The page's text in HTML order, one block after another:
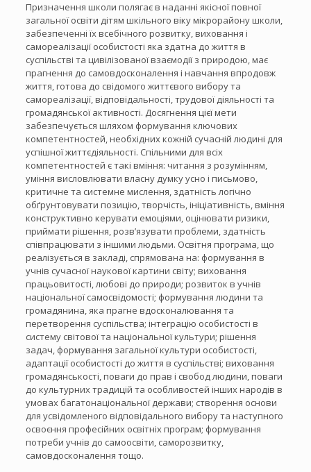
Призначення школи полягає в наданні якісної повної
загальної освіти дітям шкільного віку мікрорайону школи,
забезпеченні їх всебічного розвитку, виховання і
самореалізації особистості яка здатна до життя в
суспільстві та цивілізованої взаємодії з природою, має
прагнення до самовдосконалення і навчання впродовж
життя, готова до свідомого життєвого вибору та
самореалізації, відповідальності, трудової діяльності та
громадянської активності. Досягнення цієї мети
забезпечується шляхом формування ключових
компетентностей, необхідних кожній сучасній людині для
успішної життєдіяльності. Спільними для всіх
компетентностей є такі вміння: читання з розумінням,
уміння висловлювати власну думку усно і письмово,
критичне та системне мислення, здатність логічно
обґрунтовувати позицію, творчість, ініціативність, вміння
конструктивно керувати емоціями, оцінювати ризики,
приймати рішення, розв’язувати проблеми, здатність
співпрацювати з іншими людьми. Освітня програма, що
реалізується в закладі, спрямована на: формування в
учнів сучасної наукової картини світу; виховання
працьовитості, любові до природи; розвиток в учнів
національної самосвідомості; формування людини та
громадянина, яка прагне вдосконалювання та
перетворення суспільства; інтеграцію особистості в
систему світової та національної культури; рішення
задач, формування загальної культури особистості,
адаптації особистості до життя в суспільстві; виховання
громадянськості, поваги до прав і свобод людини, поваги
до культурних традицій та особливостей інших народів в
умовах багатонаціональної держави; створення основи
для усвідомленого відповідального вибору та наступного
освоєння професійних освітніх програм; формування
потреби учнів до самоосвіти, саморозвитку,
самовдосконалення тощо.